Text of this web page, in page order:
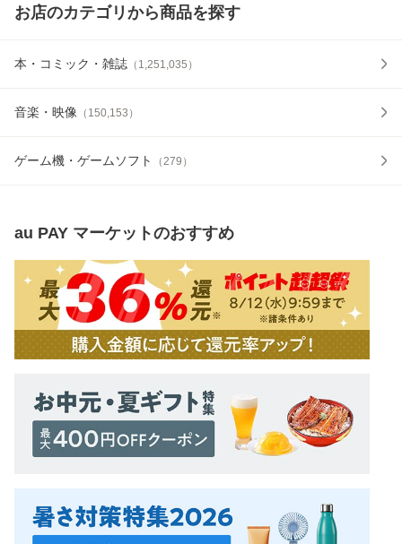
お店のカテゴリから商品を探す
本・コミック・雑誌 （ 1,251,035 ）
音楽・映像 （ 150,153 ）
ゲーム機・ゲームソフト （279 ）
au PAY マーケットのおすすめ